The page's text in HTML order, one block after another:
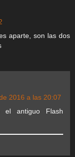
aparte, son las dos
2016 a las 20:07
antiguo Flash